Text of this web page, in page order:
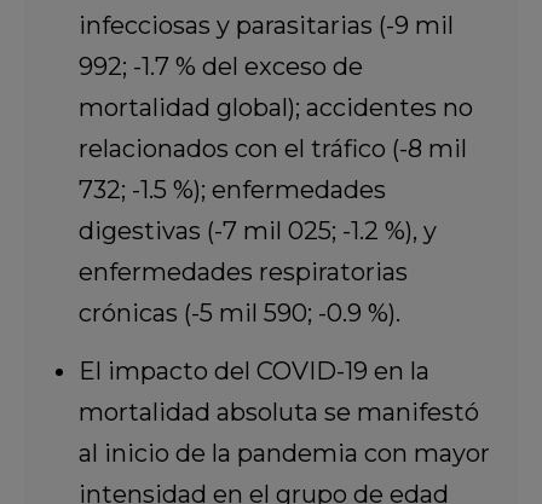
infecciosas y parasitarias (-9 mil
992; -1.7 % del exceso de
mortalidad global); accidentes no
relacionados con el tráfico (-8 mil
732; -1.5 %); enfermedades
digestivas (-7 mil 025; -1.2 %), y
enfermedades respiratorias
crónicas (-5 mil 590; -0.9 %).
El impacto del COVID-19 en la
mortalidad absoluta se manifestó
al inicio de la pandemia con mayor
intensidad en el grupo de edad